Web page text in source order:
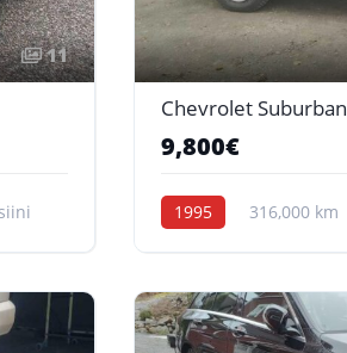
11
Chevrolet Suburban
9,800€
1995 316,000 km